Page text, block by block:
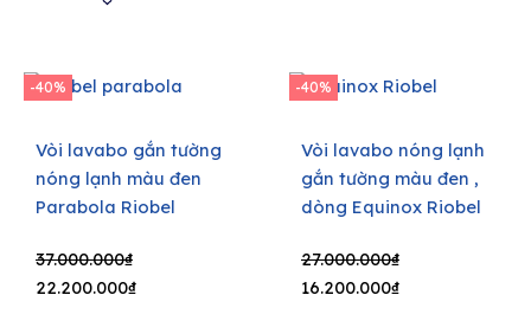
-40%
Vòi lavabo gắn tường
nóng lạnh màu đen
Parabola Riobel
37.000.000₫
Original
price
22.200.000₫price
-40%
Vòi lavabo nóng lạnh
gắn tường màu đen ,
dòng Equinox Riobel
27.000.000₫
Original
price
16.200.000₫
Current
price